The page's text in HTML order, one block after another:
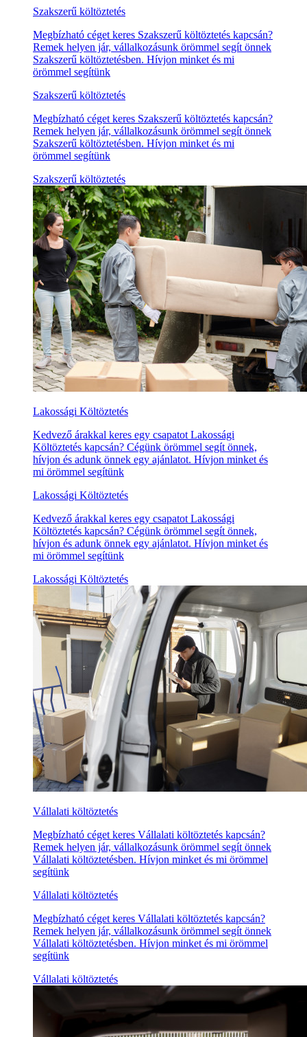
Szakszerű költöztetés
Megbízható céget keres Szakszerű költöztetés kapcsán?
Remek helyen jár, vállalkozásunk örömmel segít önnek
Szakszerű költöztetésben. Hívjon minket és mi
örömmel segítünk
Szakszerű költöztetés
Megbízható céget keres Szakszerű költöztetés kapcsán?
Remek helyen jár, vállalkozásunk örömmel segít önnek
Szakszerű költöztetésben. Hívjon minket és mi
örömmel segítünk
Szakszerű költöztetés
Lakossági Költöztetés
Kedvező árakkal keres egy csapatot Lakossági
Költöztetés kapcsán? Cégünk örömmel segít önnek,
hívjon és adunk önnek egy ajánlatot. Hívjon minket és
mi örömmel segítünk
Lakossági Költöztetés
Kedvező árakkal keres egy csapatot Lakossági
Költöztetés kapcsán? Cégünk örömmel segít önnek,
hívjon és adunk önnek egy ajánlatot. Hívjon minket és
mi örömmel segítünk
Lakossági Költöztetés
Vállalati költöztetés
Megbízható céget keres Vállalati költöztetés kapcsán?
Remek helyen jár, vállalkozásunk örömmel segít önnek
Vállalati költöztetésben. Hívjon minket és mi örömmel
segítünk
Vállalati költöztetés
Megbízható céget keres Vállalati költöztetés kapcsán?
Remek helyen jár, vállalkozásunk örömmel segít önnek
Vállalati költöztetésben. Hívjon minket és mi örömmel
segítünk
Vállalati költöztetés